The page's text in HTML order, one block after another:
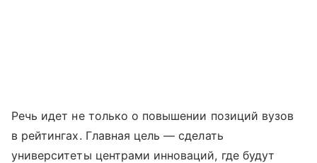
Речь идет не только о повышении позиций вузов
в рейтингах. Главная цель — сделать
университеты центрами инноваций, где будут